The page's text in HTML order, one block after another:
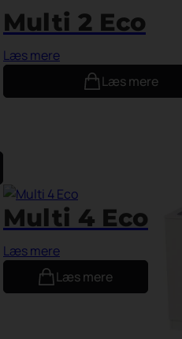
Multi 2 Eco
Læs mere
Læs mere
Multi 4 Eco
Læs mere
Læs mere